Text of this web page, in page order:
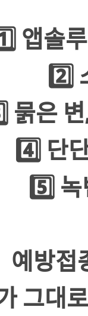
앱솔
2️⃣
묽은
4️⃣ 단
5️⃣
예방접
그대